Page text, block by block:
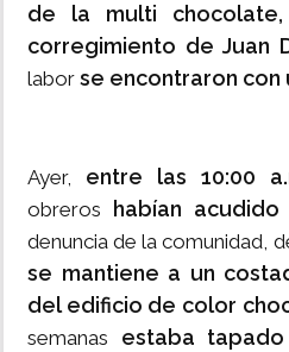
de la multi
corregimiento de Juan
labor se encontraron con
Ayer, entre las 10:00
obreros
habían
denuncia de la comunidad,
se mantiene a un
del edificio de color
semanas estaba tapado